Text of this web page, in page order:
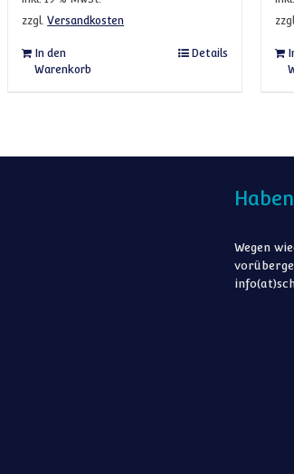
zzgl.Versandkosten
In den
Warenkorb
Details
Wegen